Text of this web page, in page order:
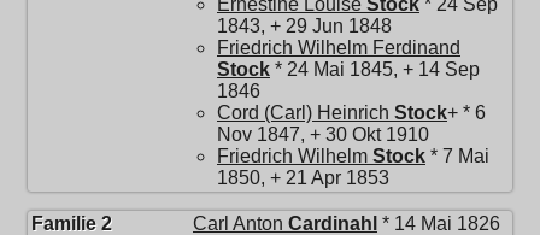
Ernestine Louise Stock * 24 Sep
1843, + 29 Jun 1848
Friedrich Wilhelm Ferdinand
Stock * 24 Mai 1845, + 14 Sep
1846
Cord (Carl) Heinrich Stock+ * 6
Nov 1847, + 30 Okt 1910
Friedrich Wilhelm Stock * 7 Mai
1850, + 21 Apr 1853
Familie 2 Carl Anton Cardinahl * 14 Mai 1826